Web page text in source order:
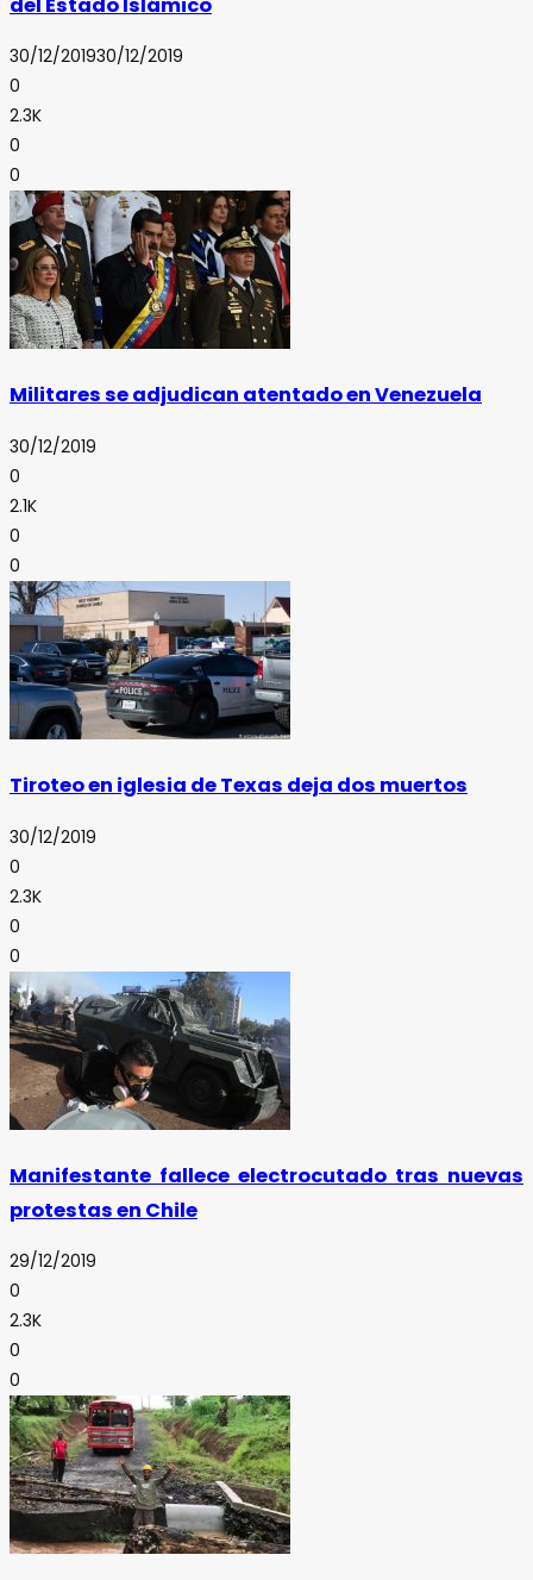
30/12/201930/12/2019
0
2.3K
0
0
Militares se adjudican atentado en Venezuela
30/12/2019
0
2.1K
0
0
Tiroteo en iglesia de Texas deja dos muertos
30/12/2019
0
2.3K
0
0
Manifestante fallece electrocutado tras nuevas
protestas en Chile
29/12/2019
0
2.3K
0
0